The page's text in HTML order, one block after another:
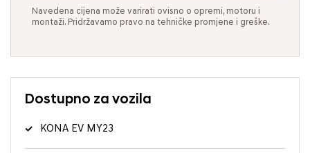
Navedena cijena može varirati ovisno o opremi, motoru i
montaži. Pridržavamo pravo na tehničke promjene i greške.
Dostupno za vozila
KONA EV MY23